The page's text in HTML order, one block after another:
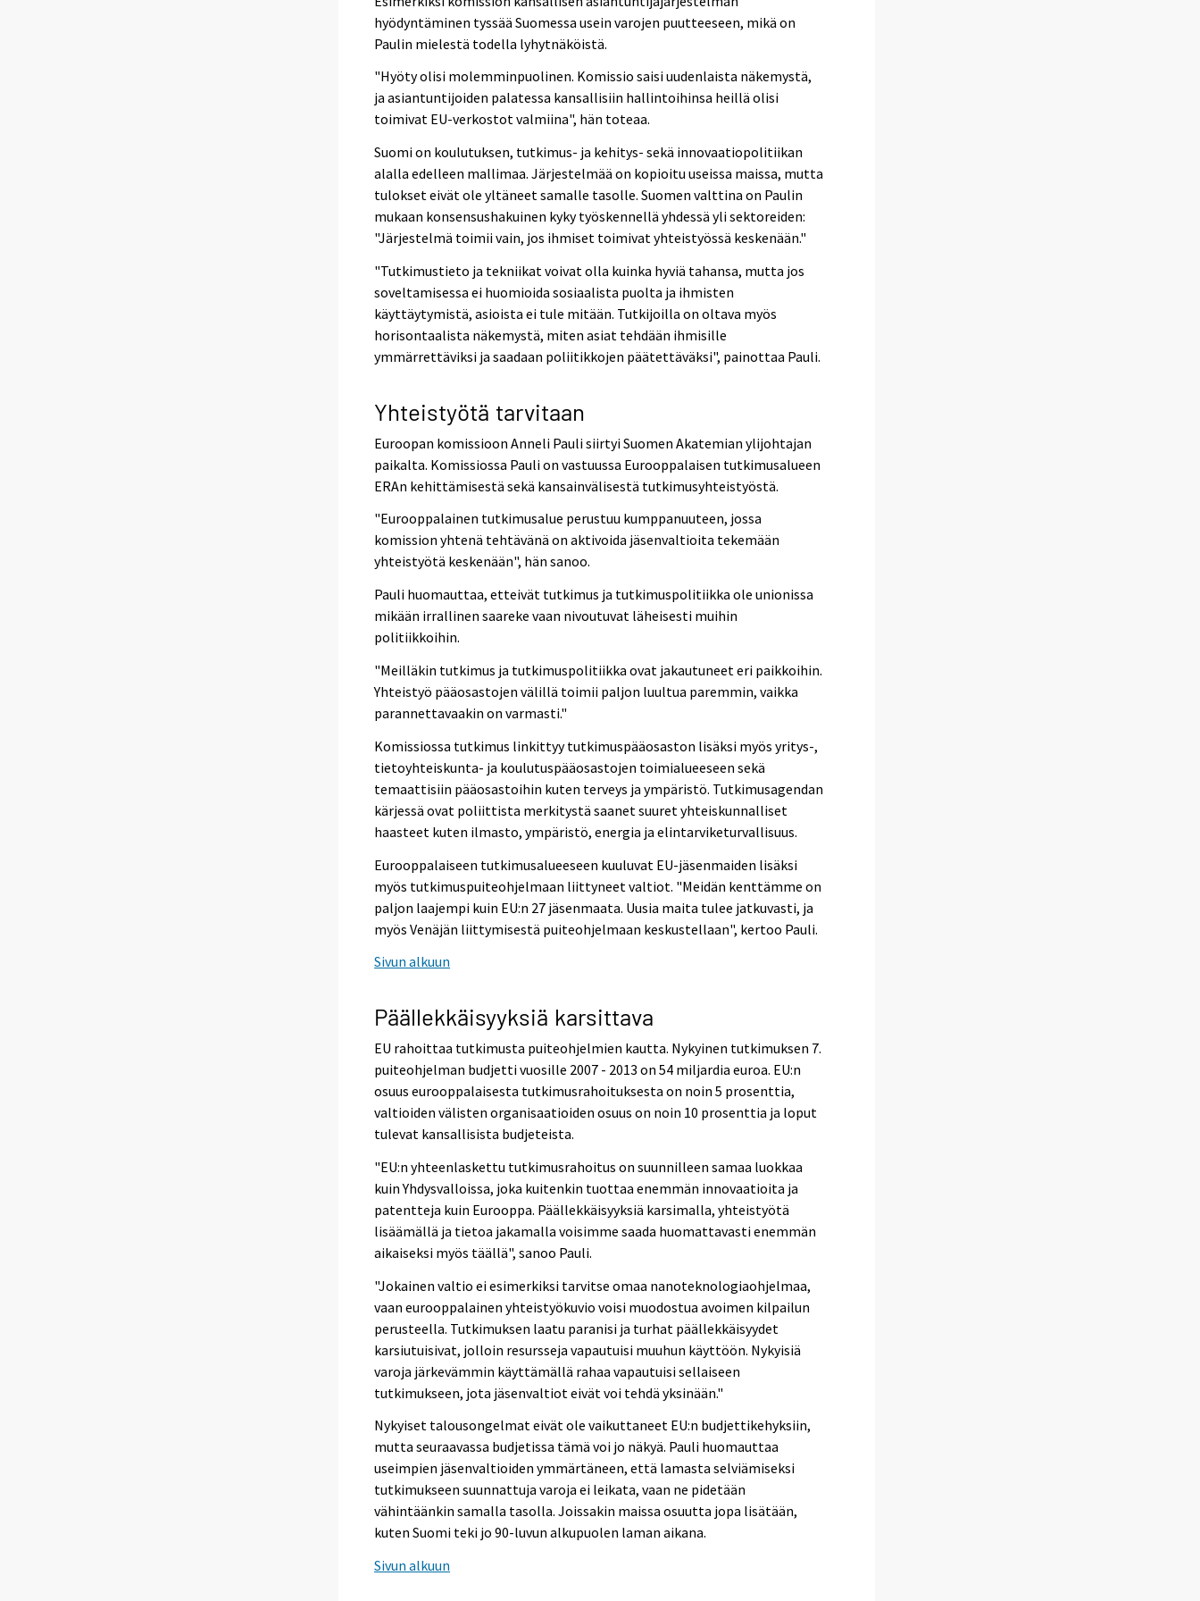
hyödyntäminen tyssää Suomessa usein varojen puutteeseen, mikä on
Paulin mielestä todella lyhytnäköistä.
"Hyöty olisi molemminpuolinen. Komissio saisi uudenlaista näkemystä,
ja asiantuntijoiden palatessa kansallisiin hallintoihinsa heillä olisi
toimivat EU-verkostot valmiina", hän toteaa.
Suomi on koulutuksen, tutkimus- ja kehitys- sekä innovaatiopolitiikan
alalla edelleen mallimaa. Järjestelmää on kopioitu useissa maissa, mutta
tulokset eivät ole yltäneet samalle tasolle. Suomen valttina on Paulin
mukaan konsensushakuinen kyky työskennellä yhdessä yli sektoreiden:
"Järjestelmä toimii vain, jos ihmiset toimivat yhteistyössä keskenään."
"Tutkimustieto ja tekniikat voivat olla kuinka hyviä tahansa, mutta jos
soveltamisessa ei huomioida sosiaalista puolta ja ihmisten
käyttäytymistä, asioista ei tule mitään. Tutkijoilla on oltava myös
horisontaalista näkemystä, miten asiat tehdään ihmisille
ymmärrettäviksi ja saadaan poliitikkojen päätettäväksi", painottaa Pauli.
Yhteistyötä tarvitaan
Euroopan komissioon Anneli Pauli siirtyi Suomen Akatemian ylijohtajan
paikalta. Komissiossa Pauli on vastuussa Eurooppalaisen tutkimusalueen
ERAn kehittämisestä sekä kansainvälisestä tutkimusyhteistyöstä.
"Eurooppalainen tutkimusalue perustuu kumppanuuteen, jossa
komission yhtenä tehtävänä on aktivoida jäsenvaltioita tekemään
yhteistyötä keskenään", hän sanoo.
Pauli huomauttaa, etteivät tutkimus ja tutkimuspolitiikka ole unionissa
mikään irrallinen saareke vaan nivoutuvat läheisesti muihin
politiikkoihin.
"Meilläkin tutkimus ja tutkimuspolitiikka ovat jakautuneet eri paikkoihin.
Yhteistyö pääosastojen välillä toimii paljon luultua paremmin, vaikka
parannettavaakin on varmasti."
Komissiossa tutkimus linkittyy tutkimuspääosaston lisäksi myös yritys-,
tietoyhteiskunta- ja koulutuspääosastojen toimialueeseen sekä
temaattisiin pääosastoihin kuten terveys ja ympäristö. Tutkimusagendan
kärjessä ovat poliittista merkitystä saanet suuret yhteiskunnalliset
haasteet kuten ilmasto, ympäristö, energia ja elintarviketurvallisuus.
Eurooppalaiseen tutkimusalueeseen kuuluvat EU-jäsenmaiden lisäksi
myös tutkimuspuiteohjelmaan liittyneet valtiot. "Meidän kenttämme on
paljon laajempi kuin EU:n 27 jäsenmaata. Uusia maita tulee jatkuvasti, ja
myös Venäjän liittymisestä puiteohjelmaan keskustellaan", kertoo Pauli.
Sivun alkuun
Päällekkäisyyksiä karsittava
EU rahoittaa tutkimusta puiteohjelmien kautta. Nykyinen tutkimuksen 7.
puiteohjelman budjetti vuosille 2007 - 2013 on 54 miljardia euroa. EU:n
osuus eurooppalaisesta tutkimusrahoituksesta on noin 5 prosenttia,
valtioiden välisten organisaatioiden osuus on noin 10 prosenttia ja loput
tulevat kansallisista budjeteista.
"EU:n yhteenlaskettu tutkimusrahoitus on suunnilleen samaa luokkaa
kuin Yhdysvalloissa, joka kuitenkin tuottaa enemmän innovaatioita ja
patentteja kuin Eurooppa. Päällekkäisyyksiä karsimalla, yhteistyötä
lisäämällä ja tietoa jakamalla voisimme saada huomattavasti enemmän
aikaiseksi myös täällä", sanoo Pauli.
"Jokainen valtio ei esimerkiksi tarvitse omaa nanoteknologiaohjelmaa,
vaan eurooppalainen yhteistyökuvio voisi muodostua avoimen kilpailun
perusteella. Tutkimuksen laatu paranisi ja turhat päällekkäisyydet
karsiutuisivat, jolloin resursseja vapautuisi muuhun käyttöön. Nykyisiä
varoja järkevämmin käyttämällä rahaa vapautuisi sellaiseen
tutkimukseen, jota jäsenvaltiot eivät voi tehdä yksinään."
Nykyiset talousongelmat eivät ole vaikuttaneet EU:n budjettikehyksiin,
mutta seuraavassa budjetissa tämä voi jo näkyä. Pauli huomauttaa
useimpien jäsenvaltioiden ymmärtäneen, että lamasta selviämiseksi
tutkimukseen suunnattuja varoja ei leikata, vaan ne pidetään
vähintäänkin samalla tasolla. Joissakin maissa osuutta jopa lisätään,
kuten Suomi teki jo 90-luvun alkupuolen laman aikana.
Sivun alkuun